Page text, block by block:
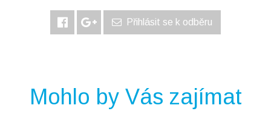
Přihlásit se k odběru
Mohlo by Vás zajímat